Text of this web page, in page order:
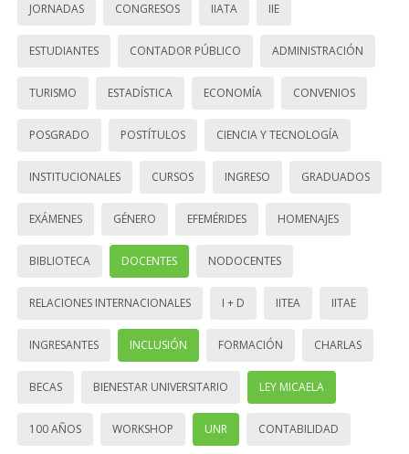
JORNADAS CONGRESOS IIATA IIE
ESTUDIANTES CONTADOR PÚBLICO ADMINISTRACIÓN
TURISMO ESTADÍSTICA ECONOMÍA CONVENIOS
POSGRADO POSTÍTULOS CIENCIA Y TECNOLOGÍA
INSTITUCIONALES CURSOS INGRESO GRADUADOS
EXÁMENES GÉNERO EFEMÉRIDES HOMENAJES
BIBLIOTECA DOCENTES NODOCENTES
RELACIONES INTERNACIONALES I + D IITEA IITAE
INGRESANTES INCLUSIÓN FORMACIÓN CHARLAS
BECAS BIENESTAR UNIVERSITARIO LEY MICAELA
100 AÑOS WORKSHOP UNR CONTABILIDAD